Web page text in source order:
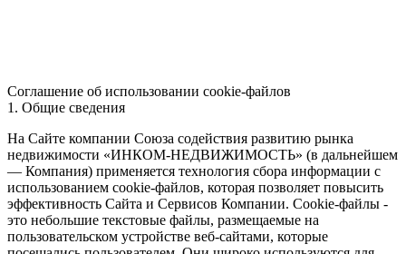
Соглашение об использовании cookie-файлов
1. Общие сведения
На Сайте компании Союза содействия развитию рынка
недвижимости «ИНКОМ-НЕДВИЖИМОСТЬ» (в дальнейшем
— Компания) применяется технология сбора информации с
использованием cookie-файлов, которая позволяет повысить
эффективность Сайта и Сервисов Компании. Сookie-файлы -
это небольшие текстовые файлы, размещаемые на
пользовательском устройстве веб-сайтами, которые